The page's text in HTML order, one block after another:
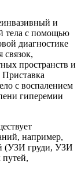
и
тела с помощью
диагностике
пространств и
с воспалением
гиперемии
например,
(УЗИ груди, УЗИ